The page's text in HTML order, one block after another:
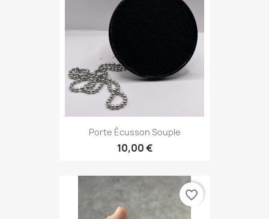
Porte Écusson Souple
10,00 €
favorite_border